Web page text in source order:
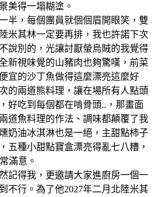
美得一塌糊塗。
半，每個團員就個個眉開眼笑，雙
米其林一定要再排，我也許諾下次
說別的，光讓討厭螢烏賊的我覺得
新視味覺的山豬肉也夠驚嘆，前菜
宜的沙丁魚做得這麼漂亮這麼好
的兩道熊料理，讓在場所有人點頭
好吃到每個都在啃骨頭..，那畫面
道魚料理的作法、調味都顛覆了我
奶油冰淇淋也是一絕，主甜點柿子
五種小甜點寶盒漂亮得亂七八糟，
滿意。
記得我，更邀請大家進廚房一個一
不行。為了他2027年二月北陸米其